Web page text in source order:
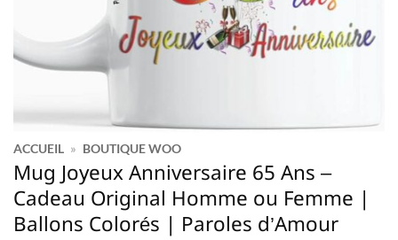
ACCUEIL » BOUTIQUE WOO
Mug Joyeux Anniversaire 65 Ans –
Cadeau Original Homme ou Femme |
Ballons Colorés | Paroles d’Amour